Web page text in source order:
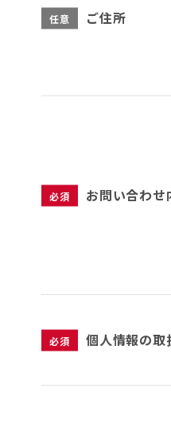
任意 ご住所
必須 お問い合わせ
必須 個人情報の取